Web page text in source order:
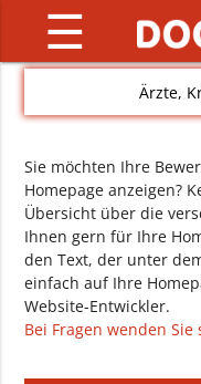
☰
Ärzte,
Sie möchten Ihre
Homepage anzeigen?
Übersicht über die
Ihnen gern für Ihre
den Text, der unter
einfach auf Ihre
Website-Entwickler.
Bei Fragen wenden